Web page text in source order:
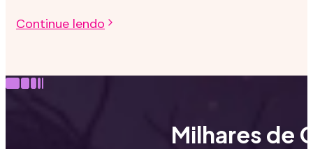
Continue lendo
Milhares de